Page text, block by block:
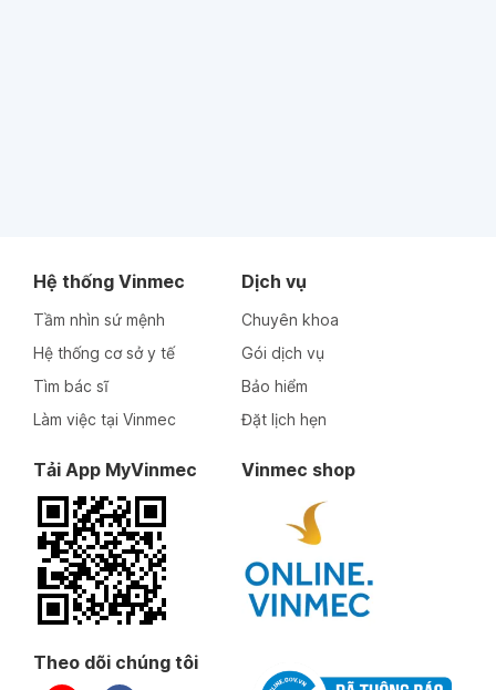
Hệ thống Vinmec
Tầm nhìn sứ mệnh
Hệ thống cơ sở y tế
Tìm bác sĩ
Làm việc tại Vinmec
Dịch vụ
Chuyên khoa
Gói dịch vụ
Bảo hiểm
Đặt lịch hẹn
Tải App MyVinmec Vinmec shop
Theo dõi chúng tôi